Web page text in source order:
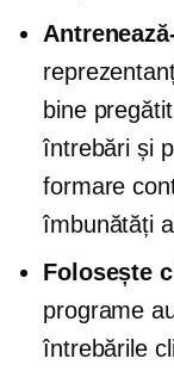
bine pregătit
întrebări și
formare
îmbunătăți
Folosește
programe
întrebările